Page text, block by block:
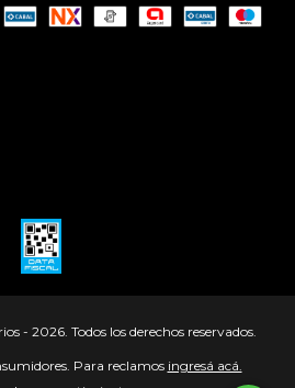
- 2026. Todos los derechos reservados.
Para reclamos ingresá acá.